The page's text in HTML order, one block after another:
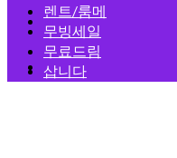
회원가입
로그인
렌트/룸메
무빙세일
무료드림
삽니다